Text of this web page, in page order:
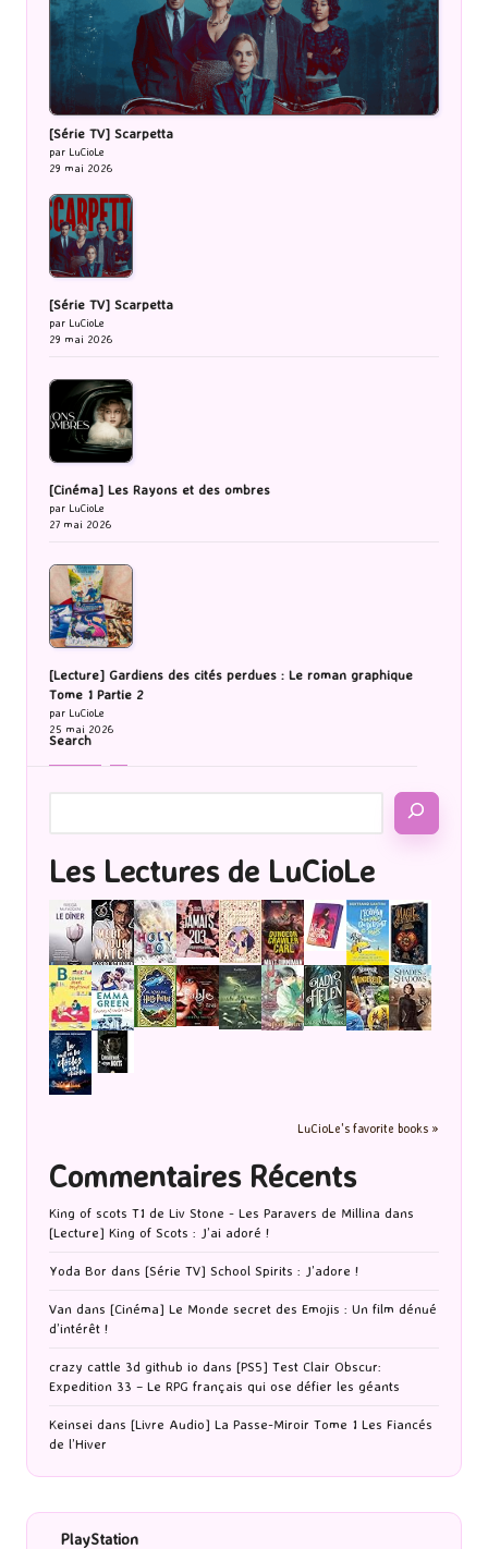
[Série TV] Scarpetta
par LuCioLe
29 mai 2026
[Série TV] Scarpetta
par LuCioLe
29 mai 2026
[Cinéma] Les Rayons et des ombres
par LuCioLe
27 mai 2026
[Lecture] Gardiens des cités perdues : Le roman graphique
Tome 1 Partie 2
par LuCioLe
25 mai 2026
Search
Les Lectures de LuCioLe
LuCioLe's favorite books »
Commentaires Récents
King of scots T1 de Liv Stone - Les Paravers de Millina dans
[Lecture] King of Scots : J’ai adoré !
Yoda Bor dans [Série TV] School Spirits : J’adore !
Van dans [Cinéma] Le Monde secret des Emojis : Un film dénué
d’intérêt !
crazy cattle 3d github io dans [PS5] Test Clair Obscur:
Expedition 33 – Le RPG français qui ose défier les géants
Keinsei dans [Livre Audio] La Passe-Miroir Tome 1 Les Fiancés
de l’Hiver
PlayStation